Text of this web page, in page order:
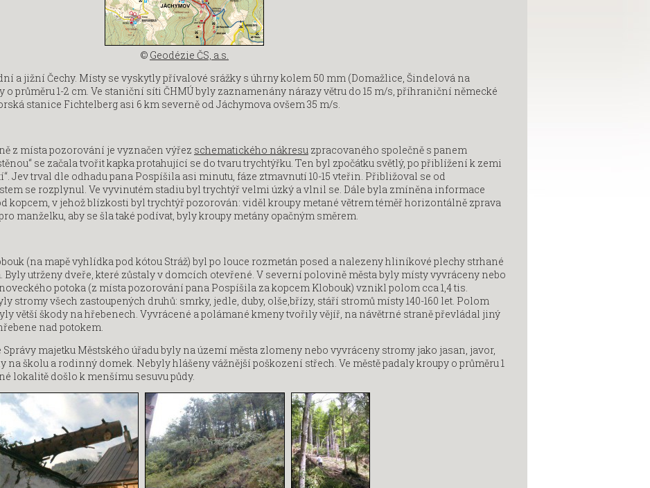
© Geodézie ČS, a.s.
a jižní Čechy. Místy se vyskytly přívalové srážky s úhrny kolem 50 mm (Domažlice, Šindelová na
o průměru 1-2 cm. Ve staniční síti ČHMÚ byly zaznamenány nárazy větru do 15 m/s, příhraniční německé
stanice Fichtelberg asi 6 km severně od Jáchymova ovšem 35 m/s.
z místa pozorování je vyznačen výřez schematického nákresu zpracovaného společně s panem
se začala tvořit kapka protahující se do tvaru trychtýřku. Ten byl zpočátku světlý, po přiblížení k zemi
Jev trval dle odhadu pana Pospíšila asi minutu, fáze ztmavnutí 10-15 vteřin. Přibližoval se od
se rozplynul. Ve vyvinutém stadiu byl trychtýř velmi úzký a vlnil se. Dále byla zmíněna informace
kopcem, v jehož blízkosti byl trychtýř pozorován: viděl kroupy metané větrem téměř horizontálně zprava
manželku, aby se šla také podívat, byly kroupy metány opačným směrem.
(na mapě vyhlídka pod kótou Stráž) byl po louce rozmetán posed a nalezeny hliníkové plechy strhané
Byly utrženy dveře, které zůstaly v domcích otevřené. V severní polovině města byly místy vyvráceny nebo
potoka (z místa pozorování pana Pospíšila za kopcem Klobouk) vznikl polom cca 1,4 tis.
stromy všech zastoupených druhů: smrky, jedle, duby, olše,břízy, stáří stromů místy 140-160 let. Polom
větší škody na hřebenech. Vyvrácené a polámané kmeny tvořily vějíř, na návětrné straně převládal jiný
nad potokem.
majetku Městského úřadu byly na území města zlomeny nebo vyvráceny stromy jako jasan, javor,
na školu a rodinný domek. Nebyly hlášeny vážnější poškození střech. Ve městě padaly kroupy o průměru 1
lokalitě došlo k menšímu sesuvu půdy.